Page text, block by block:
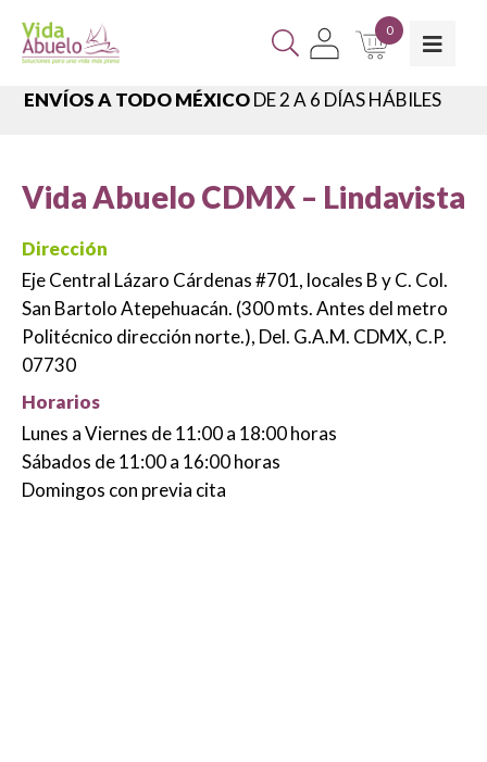
0
ENCUENTRA TU SUCURSAL MÁS CERCANA,VER
Vida Abuelo CDMX – Lindavista
Dirección
Eje Central Lázaro Cárdenas #701, locales B y C. Col.
San Bartolo Atepehuacán. (300 mts. Antes del metro
Politécnico dirección norte.), Del. G.A.M. CDMX, C.P.
07730
Horarios
Lunes a Viernes de 11:00 a 18:00 horas
Sábados de 11:00 a 16:00 horas
Domingos con previa cita